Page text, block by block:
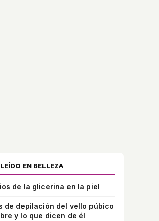
EN BELLEZA
de la glicerina en la piel
de depilación del vello púbico
y lo que dicen de él